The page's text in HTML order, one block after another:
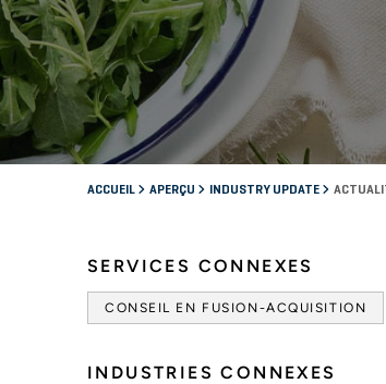
ACCUEIL APERÇU INDUSTRY UPDATE
SERVICES CONNEXES
CONSEIL EN FUSION-ACQUISITION
INDUSTRIES CONNEXES